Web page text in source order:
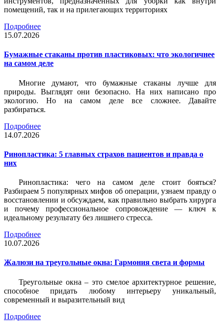
помещений, так и на прилегающих территориях
Подробнее
15.07.2026
Бумажные стаканы против пластиковых: что экологичнее
на самом деле
Многие думают, что бумажные стаканы лучше для
природы. Выглядят они безопасно. На них написано про
экологию. Но на самом деле все сложнее. Давайте
разбираться.
Подробнее
14.07.2026
Ринопластика: 5 главных страхов пациентов и правда о
них
Ринопластика: чего на самом деле стоит бояться?
Разбираем 5 популярных мифов об операции, узнаем правду о
восстановлении и обсуждаем, как правильно выбрать хирурга
и почему профессиональное сопровождение — ключ к
идеальному результату без лишнего стресса.
Подробнее
10.07.2026
Жалюзи на треугольные окна: Гармония света и формы
Треугольные окна – это смелое архитектурное решение,
способное придать любому интерьеру уникальный,
современный и выразительный вид
Подробнее